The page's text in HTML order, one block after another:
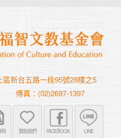
新台五路一段95號28樓之5
傳真：(02)2697-1397
明 贊助我們 FACEBOOK LINE